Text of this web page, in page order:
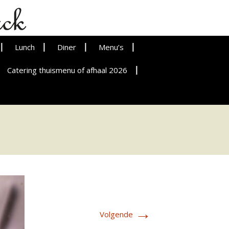
Lunch Diner Menu’s
Catering thuismenu of afhaal 2026
Volgende →